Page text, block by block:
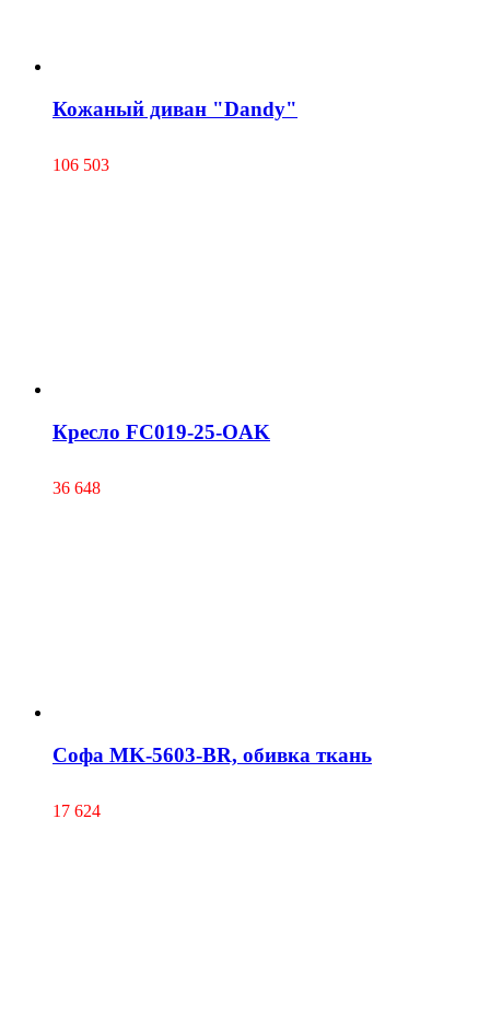
Кожаный диван "Dandy"
106 503
Кресло FC019-25-OAK
36 648
Софа MK-5603-BR, обивка ткань
17 624